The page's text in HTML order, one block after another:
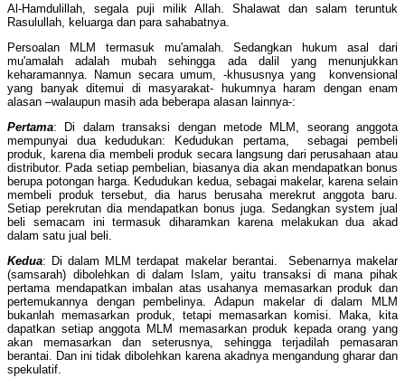
Al-Hamdulillah, segala puji milik Allah. Shalawat dan salam teruntuk
Rasulullah, keluarga dan para sahabatnya.
Persoalan MLM termasuk mu'amalah. Sedangkan hukum asal dari
mu'amalah adalah mubah sehingga ada dalil yang menunjukkan
keharamannya. Namun secara umum, -khususnya yang konvensional
yang banyak ditemui di masyarakat- hukumnya haram dengan enam
alasan –walaupun masih ada beberapa alasan lainnya-:
Pertama: Di dalam transaksi dengan metode MLM, seorang anggota
mempunyai dua kedudukan: Kedudukan pertama, sebagai pembeli
produk, karena dia membeli produk secara langsung dari perusahaan atau
distributor. Pada setiap pembelian, biasanya dia akan mendapatkan bonus
berupa potongan harga. Kedudukan kedua, sebagai makelar, karena selain
membeli produk tersebut, dia harus berusaha merekrut anggota baru.
Setiap perekrutan dia mendapatkan bonus juga. Sedangkan system jual
beli semacam ini termasuk diharamkan karena melakukan dua akad
dalam satu jual beli.
Kedua: Di dalam MLM terdapat makelar berantai. Sebenarnya makelar
(samsarah) dibolehkan di dalam Islam, yaitu transaksi di mana pihak
pertama mendapatkan imbalan atas usahanya memasarkan produk dan
pertemukannya dengan pembelinya. Adapun makelar di dalam MLM
bukanlah memasarkan produk, tetapi memasarkan komisi. Maka, kita
dapatkan setiap anggota MLM memasarkan produk kepada orang yang
akan memasarkan dan seterusnya, sehingga terjadilah pemasaran
berantai. Dan ini tidak dibolehkan karena akadnya mengandung gharar dan
spekulatif.